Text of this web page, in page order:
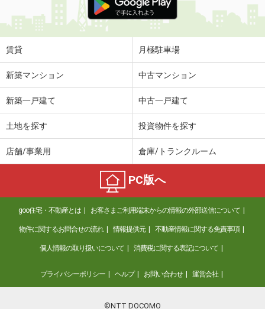
賃貸 月極駐車場
新築マンション 中古マンション
新築一戸建て 中古一戸建て
土地を探す 投資物件を探す
店舗/事業用 倉庫/トランクルーム
PC版へ
goo住宅・不動産とは お客さまご利用端末からの情報の外部送信について
物件に関するお問合せの流れ 情報提供元 不動産情報に関する免責事項
個人情報の取り扱いについて 消費税に関する表記について
プライバシーポリシー ヘルプ お問い合わせ 運営会社
©NTT DOCOMO